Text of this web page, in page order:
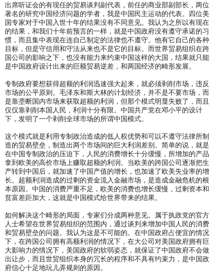
出席听证会的有现任的贸易谈判副代表，前任的商业部副部长，两位
著名的研究中国经济问题的学者，我是中国民主运动的代表。四位美
国专家对于中国入世十年的结果没有不同意见。我认为之所以有现在
的结果，和我们十年前预言的一样，就是中国政府没有遵守承诺的习
惯，而且集中表现在连自己制定的法律也不遵守。他有它自己的各种
目标，但是守信用和守法从来也不是它的目标。而世界贸易组织在跨
国公司的影响之下，也没有能力来约束中国这样的大国，结果就只能
是中国政府设计出来的巨额贸易逆差，和两国经济的畸形发展。
专制政府要想获得超额的利润迅速强大起来，就必须剥削市场，违反
市场的公平原则。毛泽东和斯大林的计划经济，并不是不要市场，而
是靠垄断国内市场来获取超额的利润，但那个模式明显失败了，而且
仅仅靠剥削本国人民，利润十分有限。中国共产党在邓小平的设计
下，发明了一个剥削全球市场的所谓中国模式。
这个模式就是利用专制政治造成的低人权优势和可以不遵守法律所制
造的贸易壁垒，制造出两个市场间的巨大利润差别。简单的说，就是
在中国专制政治的压迫下，人民的消费增长十分缓慢，所增加的产品
拿到欧美的高价市场上赚取超额的利润。当欧美的跨国公司逐渐把生
产转到中国后，就加速了中国产值的增长，也加速了欧美失业率的增
长。超额利润造成的过剩的资金流入金融市场，是造成金融危机的根
本原因。中国的消费严重不足，欧美的消费也增长缓慢，过剩资本和
贫富差距加大，这就是中国模式给世界带来的结果。
如何解决这个畸形的局面，专家们分成两种意见。属于执政党的官方
人士希望在世界贸易组织的范围内，通过谈判来增加中国人民的消费
和贸易壁垒的问题。我认为这是不可能的。在中国政府占便宜的情况
下，在跨国公司拥有高额利润的情况下，在大公司对美国政府拥有巨
大影响力的情况下，美国政府的软弱姿态，就保证了中国政府不会做
出让步，而且世贸组织本身的冗长的程序和不具有约束力，是中国政
府信心十足地玩儿弄规则的原因。